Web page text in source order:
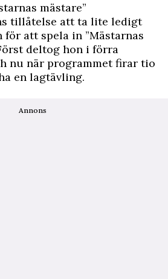
mästare”
tillåtelse att ta lite ledigt
att spela in ”Mästarnas
deltog hon i förra
nu när programmet firar tio
en lagtävling.
Annons